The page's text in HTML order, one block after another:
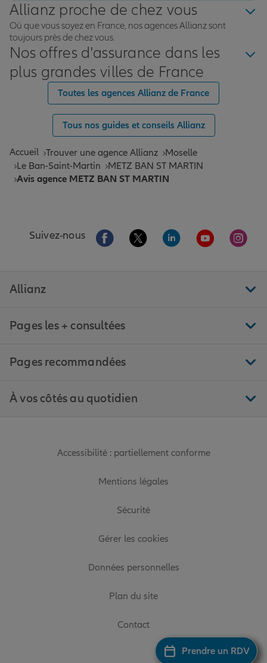
Prendre un RDV
Allianz proche de chez vous
Où que vous soyez en France, nos agences Allianz sont
toujours près de chez vous.
Nos offres d'assurance dans les
plus grandes villes de France
Toutes les agences Allianz de France
Tous nos guides et conseils Allianz
Accueil Trouver une agence Allianz
Moselle
Le Ban-Saint-Martin
METZ BAN ST MARTIN
Avis agence METZ BAN ST MARTIN
Suivez-nous Aller sur la page Facebook de Allianz
Aller sur la page Twitter de
Aller sur la page
Aller sur la
Aller
Allianz
Pages les + consultées
Pages recommandées
À vos côtés au quotidien
Accessibilité : partiellement conforme
Mentions légales
Sécurité
Gérer les cookies
Données personnelles
Plan du site
Contact